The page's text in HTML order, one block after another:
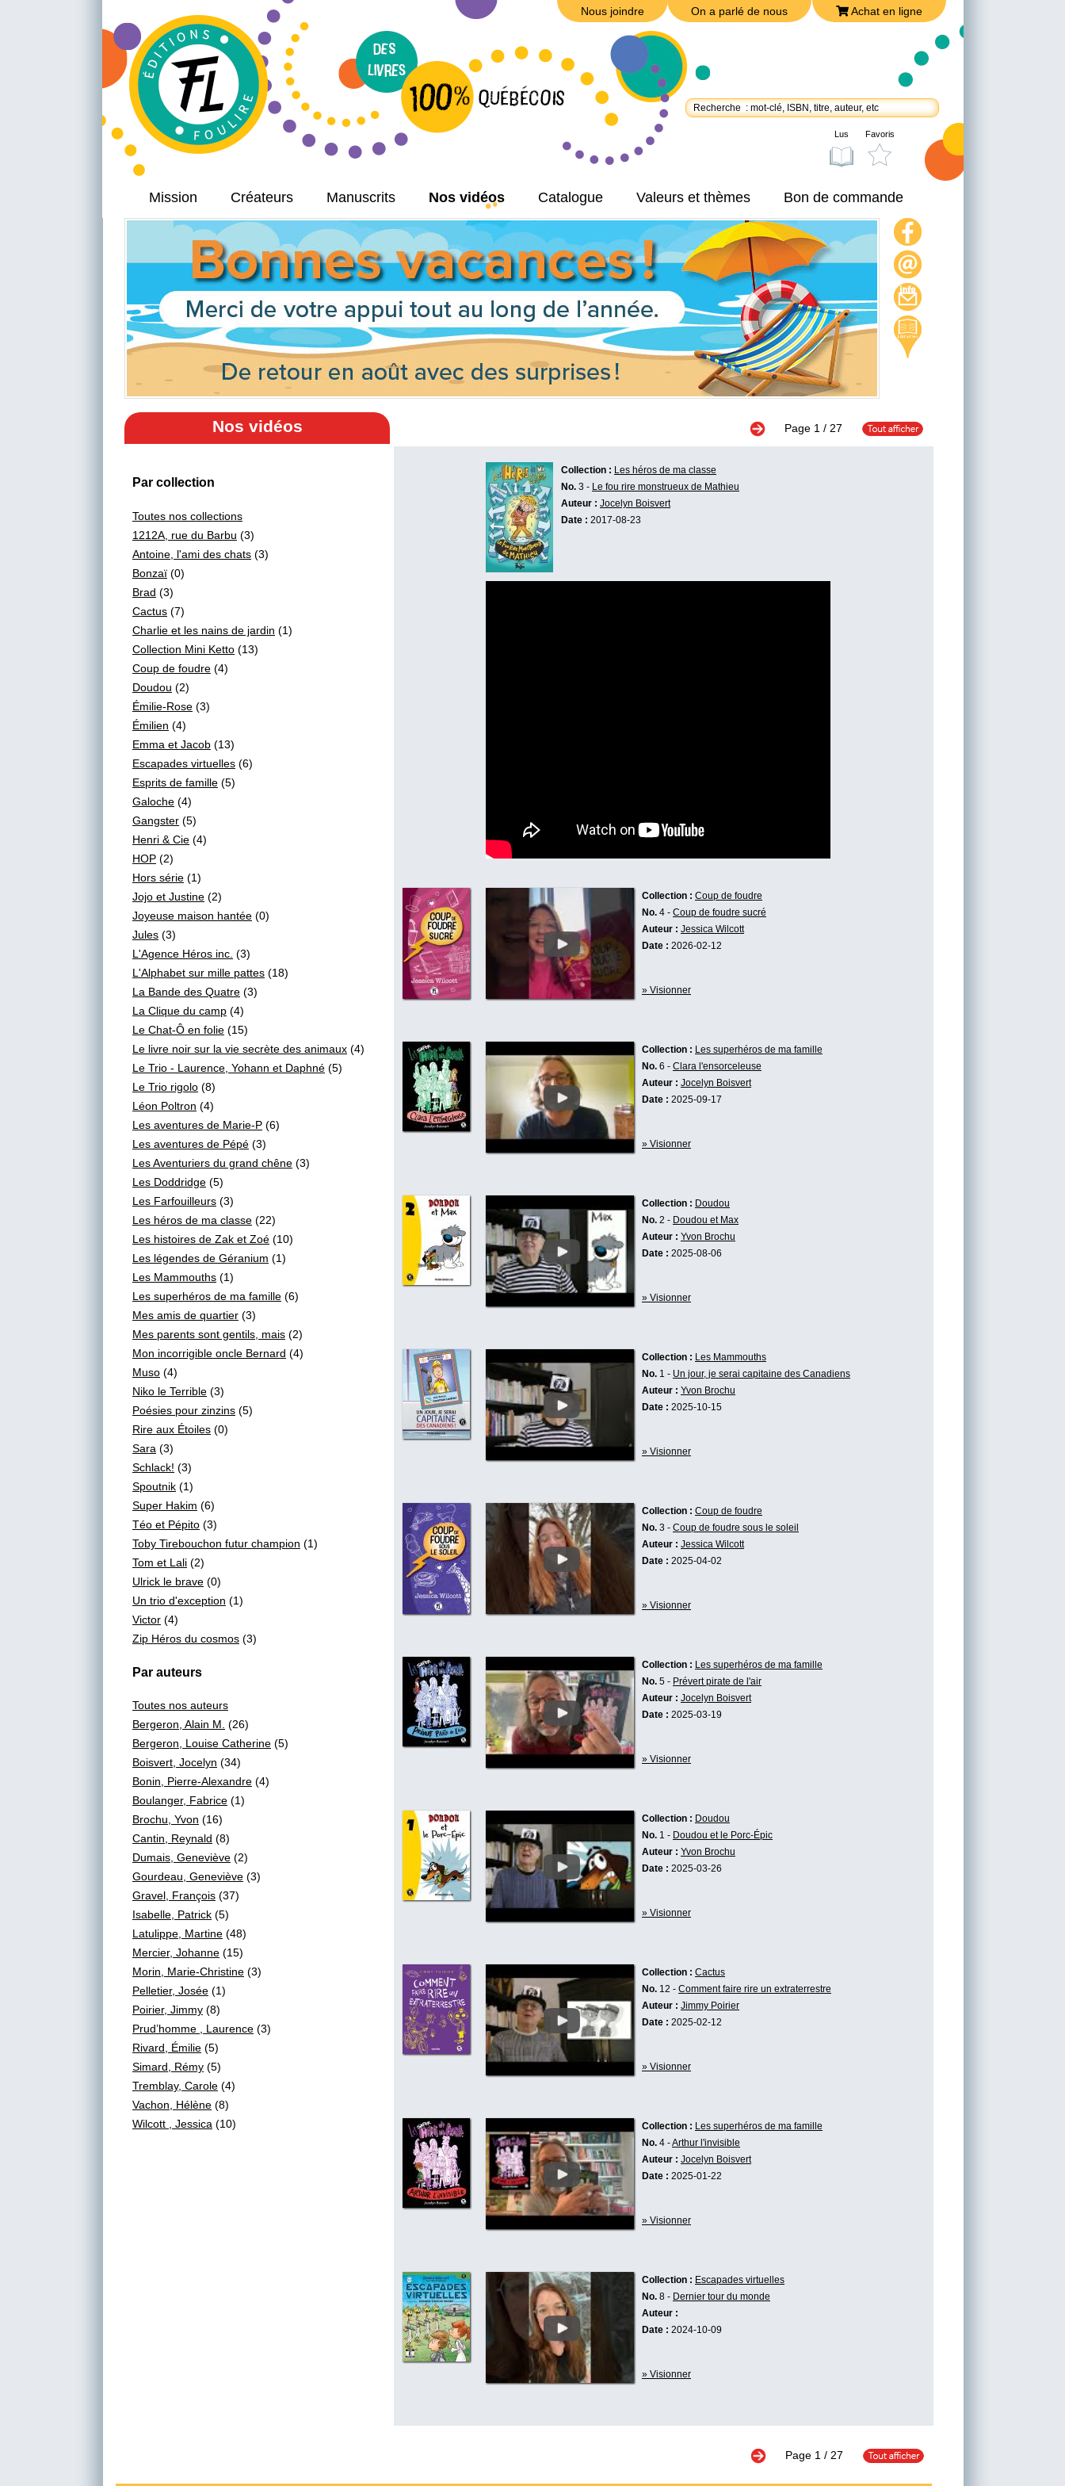
Nous joindre On a parlé de nous Achat en ligne
Mission Créateurs Manuscrits Nos vidéos Catalogue Valeurs et thèmes Bon de commande
On a parlé de nous
Achat en ligne
Nous joindre
Politique de confidentialité
Lus Favoris
Nos vidéos
Par collection
Toutes nos collections
1212A, rue du Barbu (3)
Antoine, l'ami des chats (3)
Bonzaï (0)
Brad (3)
Cactus (7)
Charlie et les nains de jardin (1)
Collection Mini Ketto (13)
Coup de foudre (4)
Doudou (2)
Émilie-Rose (3)
Émilien (4)
Emma et Jacob (13)
Escapades virtuelles (6)
Esprits de famille (5)
Galoche (4)
Gangster (5)
Henri & Cie (4)
HOP (2)
Hors série (1)
Jojo et Justine (2)
Joyeuse maison hantée (0)
Jules (3)
L'Agence Héros inc. (3)
L'Alphabet sur mille pattes (18)
La Bande des Quatre (3)
La Clique du camp (4)
Le Chat-Ô en folie (15)
Le livre noir sur la vie secrète des animaux (4)
Le Trio - Laurence, Yohann et Daphné (5)
Le Trio rigolo (8)
Léon Poltron (4)
Les aventures de Marie-P (6)
Les aventures de Pépé (3)
Les Aventuriers du grand chêne (3)
Les Doddridge (5)
Les Farfouilleurs (3)
Les héros de ma classe (22)
Les histoires de Zak et Zoé (10)
Les légendes de Géranium (1)
Les Mammouths (1)
Les superhéros de ma famille (6)
Mes amis de quartier (3)
Mes parents sont gentils, mais (2)
Mon incorrigible oncle Bernard (4)
Muso (4)
Niko le Terrible (3)
Poésies pour zinzins (5)
Rire aux Étoiles (0)
Sara (3)
Schlack! (3)
Spoutnik (1)
Super Hakim (6)
Téo et Pépito (3)
Toby Tirebouchon futur champion (1)
Tom et Lali (2)
Ulrick le brave (0)
Un trio d'exception (1)
Victor (4)
Zip Héros du cosmos (3)
Par auteurs
Toutes nos auteurs
Bergeron, Alain M. (26)
Bergeron, Louise Catherine (5)
Boisvert, Jocelyn (34)
Bonin, Pierre-Alexandre (4)
Boulanger, Fabrice (1)
Brochu, Yvon (16)
Cantin, Reynald (8)
Dumais, Geneviève (2)
Gourdeau, Geneviève (3)
Gravel, François (37)
Isabelle, Patrick (5)
Latulippe, Martine (48)
Mercier, Johanne (15)
Morin, Marie-Christine (3)
Pelletier, Josée (1)
Poirier, Jimmy (8)
Prud’homme , Laurence (3)
Rivard, Émilie (5)
Simard, Rémy (5)
Tremblay, Carole (4)
Vachon, Hélène (8)
Wilcott , Jessica (10)
Page 1 / 27
Collection : Les héros de ma classe
No. 3 - Le fou rire monstrueux de Mathieu
Auteur : Jocelyn Boisvert
Date : 2017-08-23
Collection : Coup de foudre
No. 4 - Coup de foudre sucré
Auteur : Jessica Wilcott
Date : 2026-02-12
» Visionner
Collection : Les superhéros de ma famille
No. 6 - Clara l'ensorceleuse
Auteur : Jocelyn Boisvert
Date : 2025-09-17
» Visionner
Collection : Doudou
No. 2 - Doudou et Max
Auteur : Yvon Brochu
Date : 2025-08-06
» Visionner
Collection : Les Mammouths
No. 1 - Un jour, je serai capitaine des Canadiens
Auteur : Yvon Brochu
Date : 2025-10-15
» Visionner
Collection : Coup de foudre
No. 3 - Coup de foudre sous le soleil
Auteur : Jessica Wilcott
Date : 2025-04-02
» Visionner
Collection : Les superhéros de ma famille
No. 5 - Prévert pirate de l'air
Auteur : Jocelyn Boisvert
Date : 2025-03-19
» Visionner
Collection : Doudou
No. 1 - Doudou et le Porc-Épic
Auteur : Yvon Brochu
Date : 2025-03-26
» Visionner
Collection : Cactus
No. 12 - Comment faire rire un extraterrestre
Auteur : Jimmy Poirier
Date : 2025-02-12
» Visionner
Collection : Les superhéros de ma famille
No. 4 -Arthur l'invisible
Auteur : Jocelyn Boisvert
Date : 2025-01-22
» Visionner
Collection : Escapades virtuelles
No. 8 - Dernier tour du monde
Auteur :
Date : 2024-10-09
» Visionner
Page 1 / 27